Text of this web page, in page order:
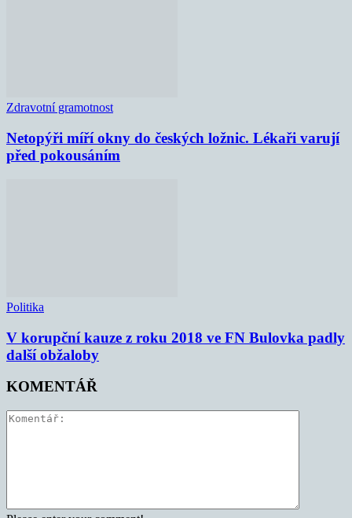
Zdravotní gramotnost
Netopýři míří okny do českých ložnic. Lékaři varují
před pokousáním
Politika
V korupční kauze z roku 2018 ve FN Bulovka padly
další obžaloby
KOMENTÁŘ